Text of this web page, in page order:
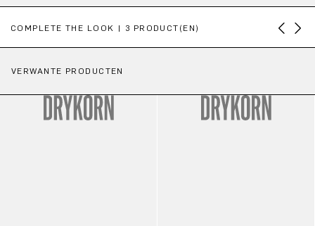
COMPLETE THE LOOK | 3 PRODUCT(EN)
VERWANTE PRODUCTEN